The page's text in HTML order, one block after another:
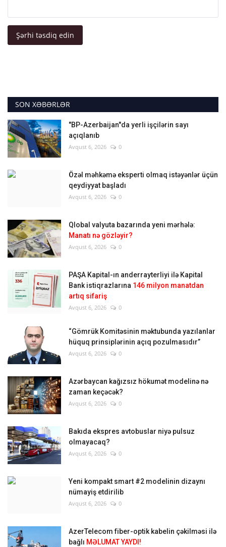
Şərhi təsdiq edin
SON XƏBƏRLƏR
"BP-Azerbaijan"da yerli işçilərin sayı
açıqlanıb
Avqust 6, 2026 0
Özəl məhkəmə eksperti olmaq istəyənlər üçün
qeydiyyat başladı
Avqust 6, 2026 0
Qlobal valyuta bazarında yeni mərhələ:
Manatı nə gözləyir?
Avqust 6, 2026 0
PAŞA Kapital-ın anderrayterliyi ilə Kapital
Bank istiqrazlarına 146 milyon manatdan
artıq sifariş
Avqust 6, 2026 0
“Gömrük Komitəsinin məktubunda yazılanlar
hüquq prinsiplərinin açıq pozulmasıdır”
Avqust 6, 2026 0
Azərbaycan kağızsız hökumət modelinə nə
zaman keçəcək?
Avqust 6, 2026 0
Bakıda ekspres avtobuslar niyə pulsuz
olmayacaq?
Avqust 6, 2026 0
Yeni kompakt smart #2 modelinin dizaynı
nümayiş etdirilib
Avqust 6, 2026 0
AzerTelecom fiber-optik kabelin çəkilməsi ilə
bağlı MƏLUMAT YAYDI!